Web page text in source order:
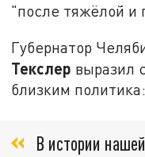
"после тяжёлой и
Губернатор
Текслер выразил
близким политика:
В истории